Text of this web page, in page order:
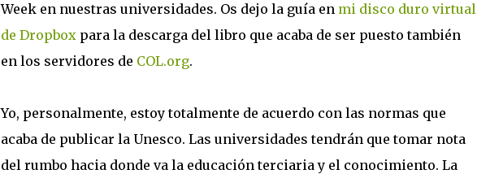
Week en nuestras universidades. Os dejo la guía en mi disco duro virtual
de Dropbox para la descarga del libro que acaba de ser puesto también
en los servidores de COL.org.
Yo, personalmente, estoy totalmente de acuerdo con las normas que
acaba de publicar la Unesco. Las universidades tendrán que tomar nota
del rumbo hacia donde va la educación terciaria y el conocimiento. La